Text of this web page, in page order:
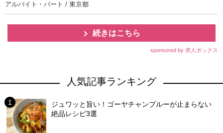
アルバイト・パート / 東京都
続きはこちら
sponsored by 求人ボックス
人気記事ランキング
ジュワッと旨い！ゴーヤチャンプルーが止まらない
絶品レシピ3選